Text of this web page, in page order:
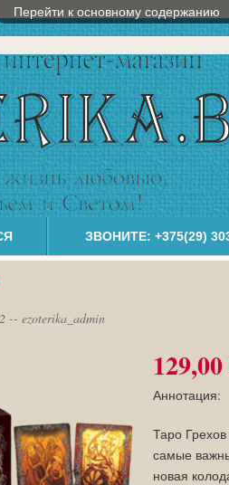
Перейти к основному содержанию
ЗВОНИТЕ: +375(29)
-- ezoterika_admin
Аннотация:
Таро
самые
новая